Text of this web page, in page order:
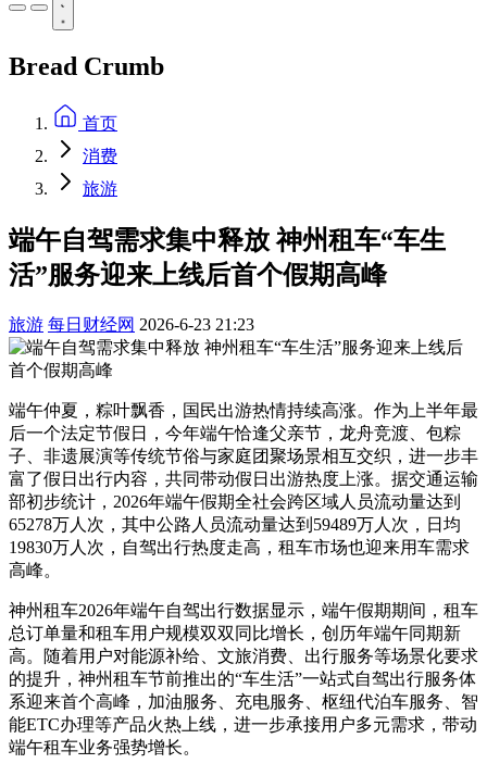
Bread Crumb
首页
消费
旅游
端午自驾需求集中释放 神州租车“车生
活”服务迎来上线后首个假期高峰
旅游 每日财经网 2026-6-23 21:23
端午仲夏，粽叶飘香，国民出游热情持续高涨。作为上半年最
后一个法定节假日，今年端午恰逢父亲节，龙舟竞渡、包粽
子、非遗展演等传统节俗与家庭团聚场景相互交织，进一步丰
富了假日出行内容，共同带动假日出游热度上涨。据交通运输
部初步统计，2026年端午假期全社会跨区域人员流动量达到
65278万人次，其中公路人员流动量达到59489万人次，日均
19830万人次，自驾出行热度走高，租车市场也迎来用车需求
高峰。
神州租车2026年端午自驾出行数据显示，端午假期期间，租车
总订单量和租车用户规模双双同比增长，创历年端午同期新
高。随着用户对能源补给、文旅消费、出行服务等场景化要求
的提升，神州租车节前推出的“车生活”一站式自驾出行服务体
系迎来首个高峰，加油服务、充电服务、枢纽代泊车服务、智
能ETC办理等产品火热上线，进一步承接用户多元需求，带动
端午租车业务强势增长。